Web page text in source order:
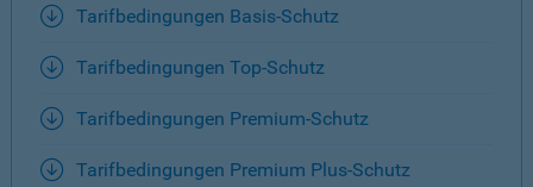
Tarifbedingungen Basis-Schutz
Tarifbedingungen Top-Schutz
Tarifbedingungen Premium-Schutz
Tarifbedingungen Premium Plus-Schutz